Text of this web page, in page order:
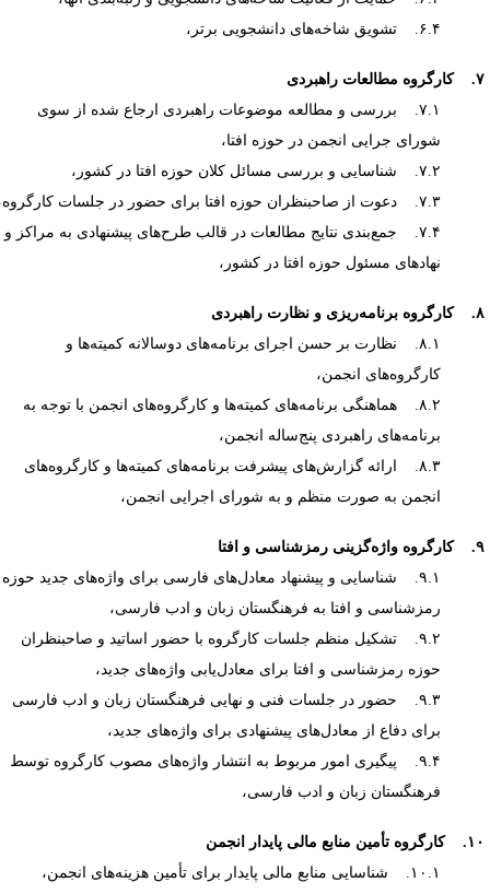
۶.۴. تشویق شاخه‌های دانشجویی برتر،
۷.۱. بررسی و مطالعه موضوعات راهبردی ارجاع شده از سوی
شورای جرایی انجمن در حوزه افتا،
۷.۲. شناسایی و بررسی مسائل کلان حوزه افتا در کشور،
۷.۳. دعوت از صاحبنظران حوزه افتا برای حضور در جلسات کارگروه،
۷.۴. جمع‌بندی نتایج مطالعات در قالب طرح‌های پیشنهادی به مراکز و
نهادهای مسئول حوزه افتا در کشور،
۸.۱. نظارت بر حسن اجرای برنامه‌های دوسالانه کمیته‌ها و
کارگروه‌های انجمن،
۸.۲. هماهنگی برنامه‌های کمیته‌ها و کارگروه‌‍‌های انجمن با توجه به
برنامه‌های راهبردی پنج‌ساله انجمن،
۸.۳. ارائه گزارش‌های پیشرفت برنامه‌های کمیته‌ها و کارگروه‌های
انجمن به صورت منظم و به شورای اجرایی انجمن،
۹.۱. شناسایی و پیشنهاد معادل‌های فارسی برای واژه‌های جدید حوزه
رمزشناسی و افتا به فرهنگستان زبان و ادب فارسی،
۹.۲. تشکیل منظم جلسات کارگروه با حضور اساتید و صاحبنظران
حوزه رمزشناسی و افتا برای معادل‌یابی واژه‌های جدید،
۹.۳. حضور در جلسات فنی و نهایی فرهنگستان زبان و ادب فارسی
برای دفاع از معادل‌های پیشنهادی برای واژه‌های جدید،
۹.۴. پیگیری امور مربوط به انتشار واژه‌های مصوب کارگروه توسط
فرهنگستان زبان و ادب فارسی،
مالی پایدار انجمن
۱۰.۱. شناسایی منابع مالی پایدار برای تأمین هزینه‌های انجمن،